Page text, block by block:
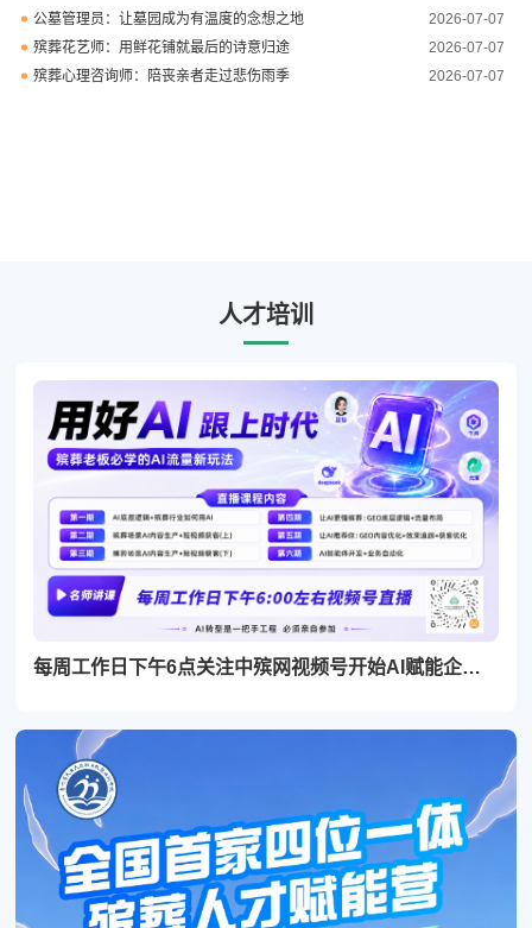
公墓管理员：让墓园成为有温度的念想之地
2026-07-07
殡葬花艺师：用鲜花铺就最后的诗意归途
2026-07-07
殡葬心理咨询师：陪丧亲者走过悲伤雨季
2026-07-07
人才培训
每周工作日下午6点关注中殡网视频号开始AI赋能企业直播